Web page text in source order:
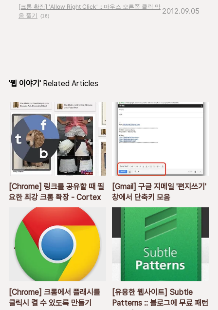
[크롬 확장] 'Allow Right Click' :: 마우스 오른쪽 클릭 막
음 풀기
(16)
2012.09.05
'웹 이야기' Related Articles
[Chrome] 링크를 공유할 때 필
요한 최강 크롬 확장 - Cortex
[Gmail] 구글 지메일 '편지쓰기'
창에서 단축키 모음
[Chrome] 크롬에서 플래시를
클릭시 켤 수 있도록 만들기
[유용한 웹사이트] Subtle
Patterns :: 블로그에 무료 패턴